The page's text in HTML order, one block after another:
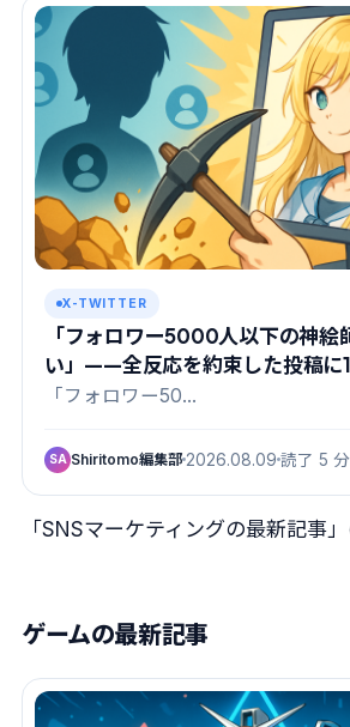
X-TWITTER
「フォロワー5000人以下の神絵
い」——全反応を約束した投稿に
集まった理由
「フォロワー50…
SA Shiritomo編集部 2026.08.09 読了 5 分
「SNSマーケティングの最新記事
ゲームの最新記事